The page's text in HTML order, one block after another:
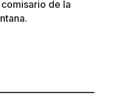
de la